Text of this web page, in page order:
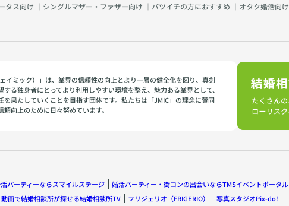
タス向け ｜ シングルマザー・ファザー向け ｜ バツイチの方におすすめ ｜ オタク婚活向け
ェイミック）」は、業界の信頼性の向上とより一層の健全化を図り、真剣
する独身者にとってより利用しやすい環境を整え、魅力ある業界として、
を果たしていくことを目指す団体です。私たちは「JMIC」の理念に賛同
頼向上のために日々努めています。
パーティーならスマイルステージ 婚活パーティー・街コンの出会いならTMSイベントポータル
動画で結婚相談所が探せる結婚相談所TV フリジェリオ（FRIGERIO） 写真スタジオPix-do!